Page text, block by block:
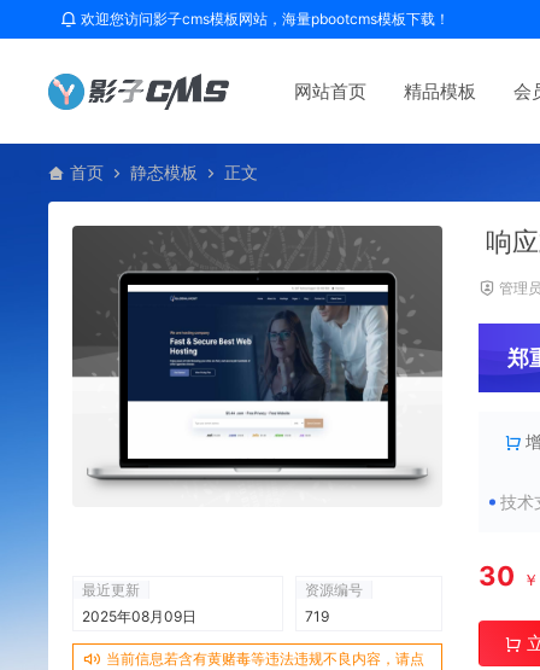
欢迎您访问影子cms模板网站，海量pbootcms模板下载！
网站首页 精品模板 会
首页 静态模板 正文
最近更新
2025年08月09日
资源编号
719
当前信息若含有黄赌毒等违法违规不良内容，请点
响
管理
郑
技术
30